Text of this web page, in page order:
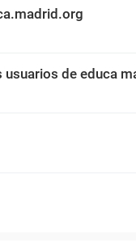
de educa